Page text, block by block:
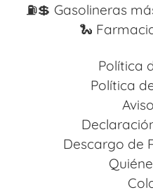
⛽️💲 Gasolineras
🐍
Política
Política
Descargo de